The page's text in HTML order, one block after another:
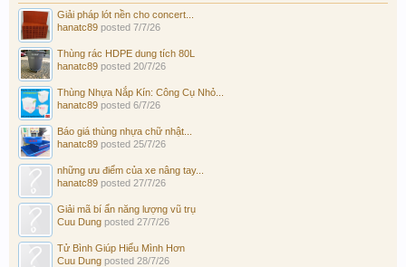
Giải pháp lót nền cho concert...
hanatc89 posted 7/7/26
Thùng rác HDPE dung tích 80L
hanatc89 posted 20/7/26
Thùng Nhựa Nắp Kín: Công Cụ Nhỏ...
hanatc89 posted 6/7/26
Báo giá thùng nhựa chữ nhật...
hanatc89 posted 25/7/26
những ưu điểm của xe nâng tay...
hanatc89 posted 27/7/26
Giải mã bí ẩn năng lượng vũ trụ
Cuu Dung posted 27/7/26
Tử Bình Giúp Hiểu Mình Hơn
Cuu Dung posted 28/7/26